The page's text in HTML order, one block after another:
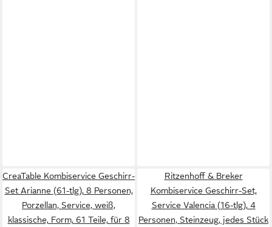
CreaTable Kombiservice Geschirr-
Set Arianne (61-tlg), 8 Personen,
Porzellan, Service, weiß,
klassische, Form, 61 Teile, für 8
Ritzenhoff & Breker
Kombiservice Geschirr-Set,
Service Valencia (16-tlg), 4
Personen, Steinzeug, jedes Stück